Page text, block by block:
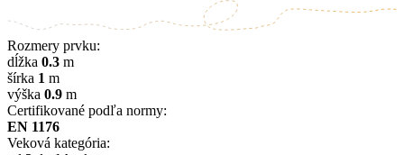
Rozmery prvku:
dĺžka 0.3 m
šírka 1 m
výška 0.9 m
Certifikované podľa normy:
EN 1176
Veková kategória: